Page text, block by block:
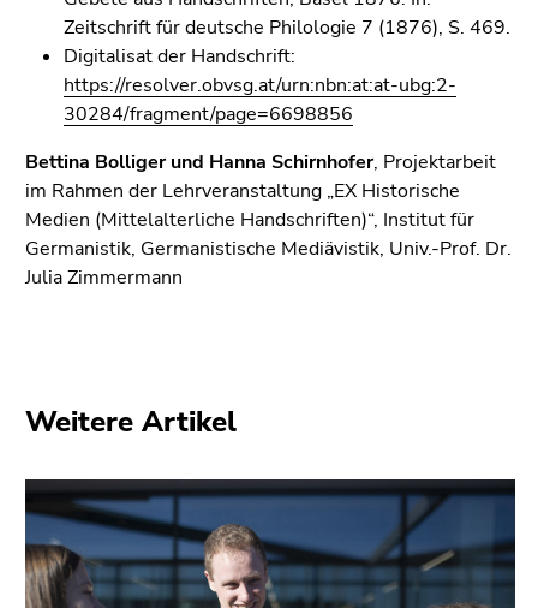
Zeitschrift für deutsche Philologie 7 (1876), S. 469.
Digitalisat der Handschrift:
https://resolver.obvsg.at/urn:nbn:at:at-ubg:2-
30284/fragment/page=6698856
Bettina Bolliger und Hanna Schirnhofer, Projektarbeit
im Rahmen der Lehrveranstaltung „EX Historische
Medien (Mittelalterliche Handschriften)“, Institut für
Germanistik, Germanistische Mediävistik, Univ.-Prof. Dr.
Julia Zimmermann
Weitere Artikel